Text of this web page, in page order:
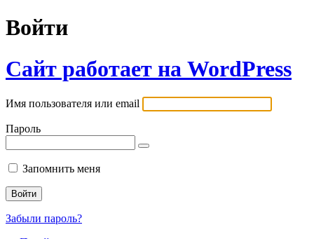
Войти
Сайт работает на WordPress
Имя пользователя или email
Пароль
Запомнить меня
Забыли пароль?